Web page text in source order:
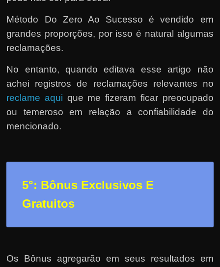
Método Do Zero Ao Sucesso é vendido em
grandes proporções, por isso é natural algumas
reclamações.
No entanto, quando editava esse artigo não
achei registros de reclamações relevantes no
reclame aqui que me fizeram ficar preocupado
ou temeroso em relação a confiabilidade do
mencionado.
5°: Bônus Exclusivos E
Gratuitos
Os Bônus agregarão em seus resultados em